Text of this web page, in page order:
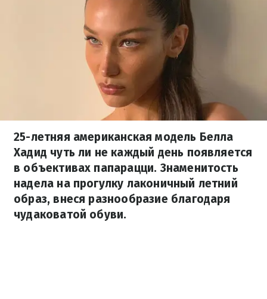
25-летняя американская модель Белла
Хадид чуть ли не каждый день появляется
в объективах папарацци. Знаменитость
надела на прогулку лаконичный летний
образ, внеся разнообразие благодаря
чудаковатой обуви.